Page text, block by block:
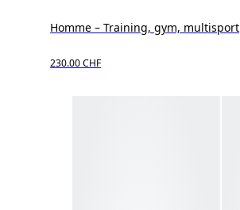
Homme – Training, gym, multisport
230.00 CHF